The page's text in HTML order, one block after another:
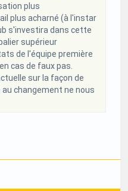
plus
plus acharné (à l'instar
s'investira dans cette
supérieur
de l'équipe première
cas de faux pas.
sur la façon de
changement ne nous